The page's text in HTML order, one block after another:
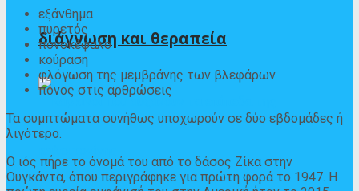
διάγνωση και θεραπεία
εξάνθημα
πυρετός
πονοκέφαλο
κούραση
φλόγωση της μεμβράνης των βλεφάρων
πόνος στις αρθρώσεις
Τα συμπτώματα συνήθως υποχωρούν σε δύο εβδομάδες ή
λιγότερο.
Ο ιός πήρε το όνομά του από το δάσος Ζίκα στην
Ουγκάντα, όπου περιγράφηκε για πρώτη φορά το 1947. Η